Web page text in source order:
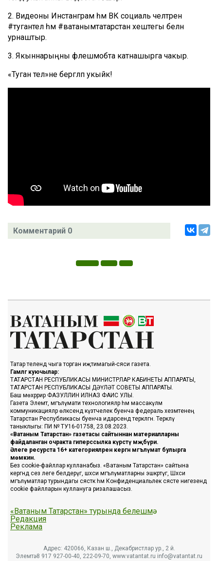
2. Видеоны Инстанграм һәм ВК социаль челтәренә
#тугантел һәм #ватанымтатарстан хештегы белән
урнаштыр.
3. Якыннарыңны флешмобта катнашырга чакыр.
«Туган тел»не бергәләп укыйк!
Комментарий 0
Татар телендә чыга торган иҗтимагый-сәяси газета.
Гамәлгә куючылар:
ТАТАРСТАН РЕСПУБЛИКАСЫ МИНИСТРЛАР КАБИНЕТЫ АППАРАТЫ,
ТАТАРСТАН РЕСПУБЛИКАСЫ ДӘҮЛӘТ СОВЕТЫ АППАРАТЫ.
Баш мөхәррир ФАЗУЛЛИН ИЛНАЗ ФАИС УЛЫ.
Газета Элемтә, мәгълүмати технологияләр һәм массакүләм
коммуникацияләр өлкәсендә күзәтчелек буенча федераль хезмәтенең
Татарстан Республикасы буенча идарәсендә теркәлгән. Теркәлү
таныклыгы: ПИ № ТУ16-01758, 23.08.2023.
«Ватаным Татарстан» газетасы сайтыннан материалларны
файдаланган очракта гиперссылка күрсәтү мәҗбүри.
Әлеге ресурста 16+ категорияләренә кергән мәгълүмат булырга
мөмкин.
Без cookie-файллар кулланабыз. «Ватаным Татарстан» сайтына
кергәндә сез әлеге белдерүгә, шәхси мәгълүматларны эшкәртүгә, Шәхси
мәгълүматлар турындагы сәясәткә һәм Конфиденциальлек сәясәте нигезендә
cookie файлларын куллануга ризалашасыз.
«Ватаным Татарстан» турында белешмә
Редакция
Реклама
Адрес: 420066, Казан ш., Декабристлар ур., 2 й.
Элемтә: 8 917 927-00-40, 222-09-70, www.vatantat.ru info@vatantat.ru